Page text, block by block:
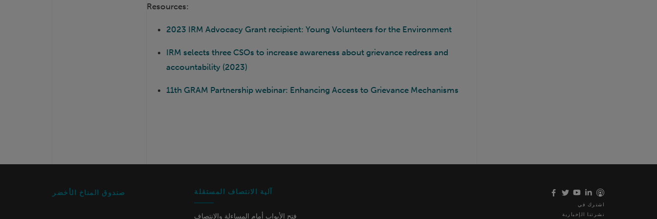
Resources:
2023 IRM Advocacy Grant recipient: Young Volunteers for the Environment
IRM selects three CSOs to increase awareness about grievance redress and
accountability (2023)
11th GRAM Partnership webinar: Enhancing Access to Grievance Mechanisms
صندوق المناخ الأخضر آلية الانتصاف المستقلة
فتح الأبواب أمام المساءلة والإنتصاف
اشترك في
نشرتنا الإخبارية